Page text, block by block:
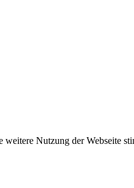
Nutzung der Webseite